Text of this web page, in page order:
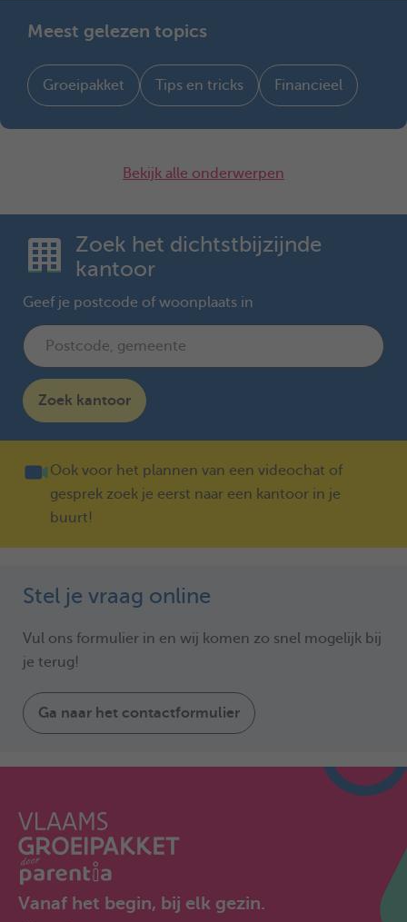
Meest gelezen topics
Groeipakket Tips en tricks Financieel
Bekijk alle onderwerpen
Zoek het dichtstbijzijnde
kantoor
Geef je postcode of woonplaats in
Zoek kantoor
Ook voor het plannen van een videochat of
gesprek zoek je eerst naar een kantoor in je
buurt!
Stel je vraag online
Vul ons formulier in en wij komen zo snel mogelijk bij
je terug!
Ga naar het contactformulier
Vanaf het begin, bij elk gezin.